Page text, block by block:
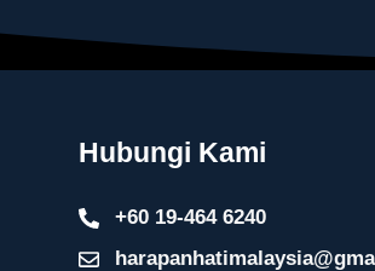
Hubungi Kami
+60 19-464 6240